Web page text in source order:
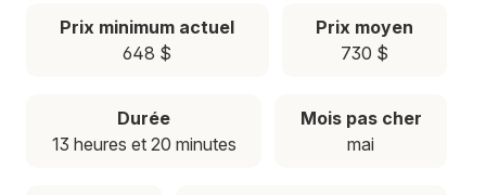
Prix minimum actuel
648 $
Prix moyen
730 $
Durée
13 heures et 20 minutes
Mois pas cher
mai